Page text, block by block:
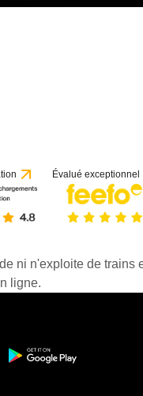
Évalué exceptionnel
ni n'exploite de trains
ligne.